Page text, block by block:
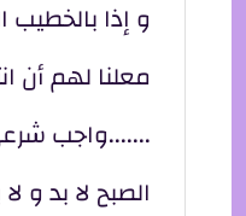
و إذا
معلنا لهم أن
.......واجب
الصبح لا بد و